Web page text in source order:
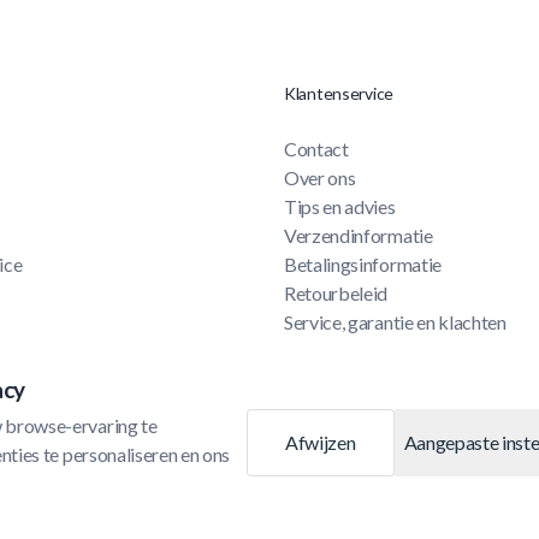
browse-ervaring te
te personaliseren en ons
Afwijzen Aangepaste
Klantenservice
Contact
Over ons
Tips en advies
Verzendinformatie
Betalingsinformatie
Retourbeleid
Service, garantie en klachten
Cookie-instellingen